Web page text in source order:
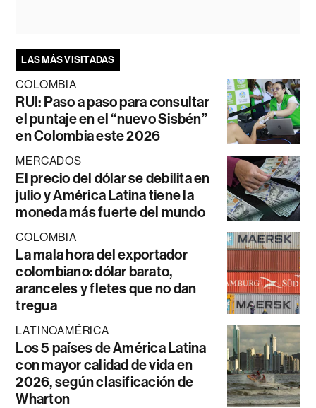
LAS MÁS VISITADAS
COLOMBIA
RUI: Paso a paso para consultar
el puntaje en el “nuevo Sisbén”
en Colombia este 2026
MERCADOS
El precio del dólar se debilita en
julio y América Latina tiene la
moneda más fuerte del mundo
COLOMBIA
La mala hora del exportador
colombiano: dólar barato,
aranceles y fletes que no dan
tregua
LATINOAMÉRICA
Los 5 países de América Latina
con mayor calidad de vida en
2026, según clasificación de
Wharton